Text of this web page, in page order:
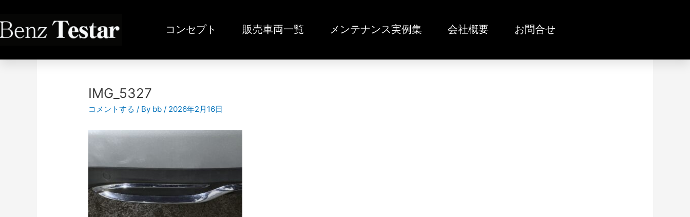
を
コンセプト 販売車両一覧 メンテナンス実例集 会社概要 お問合せ
IMG_5327
コメントする / By bb/ 2026年2月16日
稿